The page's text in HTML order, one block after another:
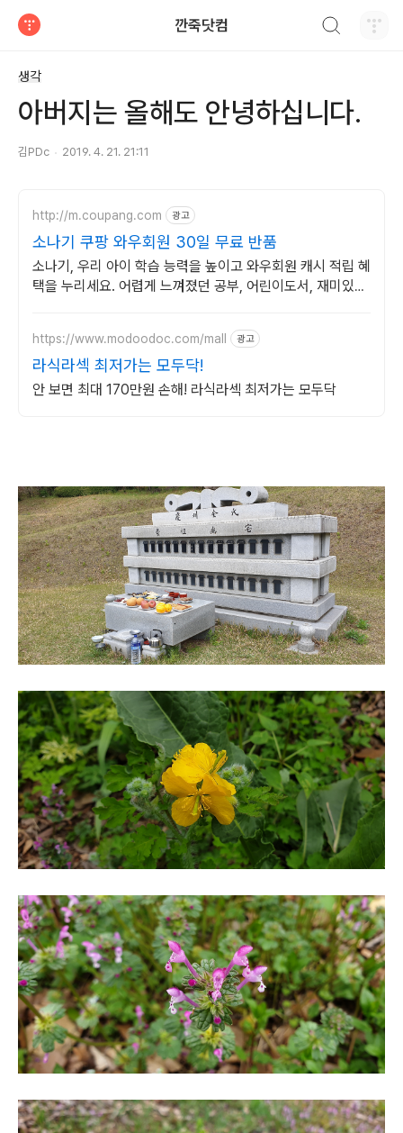
깐죽닷컴
생각
아버지는 올해도 안녕하십니다.
김PDc 2019. 4. 21. 21:11
http://m.coupang.com 광고
소나기 쿠팡 와우회원 30일 무료 반품
소나기, 우리 아이 학습 능력을 높이고 와우회원 캐시 적립 혜
택을 누리세요. 어렵게 느껴졌던 공부, 어린이도서, 재미있게
https://www.modoodoc.com/mall 광고
라식라섹 최저가는 모두닥!
안 보면 최대 170만원 손해! 라식라섹 최저가는 모두닥